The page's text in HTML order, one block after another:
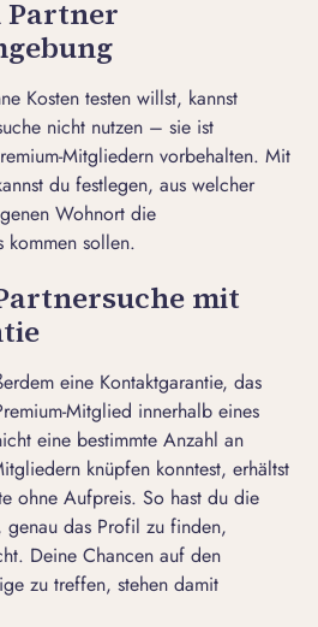
Partner
Kosten testen willst, kannst
nicht nutzen – sie ist
Mitgliedern vorbehalten. Mit
du festlegen, aus welcher
Wohnort die
kommen sollen.
mit
eine Kontaktgarantie, das
Mitglied innerhalb eines
eine bestimmte Anzahl an
knüpfen konntest, erhältst
ohne Aufpreis. So hast du die
genau das Profil zu finden,
Deine Chancen auf den
zu treffen, stehen damit